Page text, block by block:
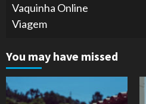
Vaquinha Online
Viagem
You may have missed